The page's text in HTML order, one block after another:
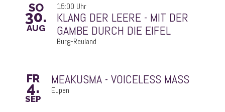
SO
30.
AUG
15:00 Uhr
GAMBE DURCH DIE EIFEL
Burg-Reuland
FR
4.
SEP
MEAKUSMA - VOICELESS MASS
Eupen